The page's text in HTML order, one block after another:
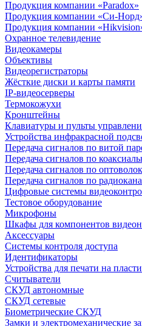
Продукция компании «Paradox»
Продукция компании «Си-
Продукция компании
Охранное телевидение
Видеокамеры
Объективы
Видеорегистраторы
Жёсткие диски и карты памяти
IP-видеосерверы
Термокожухи
Кронштейны
Клавиатуры и пульты
Устройства инфракрасной
Передача сигналов по витой
Передача сигналов по
Передача сигналов по
Передача сигналов по
Цифровые системы
Тестовое оборудование
Микрофоны
Шкафы для компонентов
Аксессуары
Системы контроля доступа
Идентификаторы
Устройства для печати на
Считыватели
СКУД автономные
СКУД сетевые
Биометрические СКУД
Замки и электромеханические